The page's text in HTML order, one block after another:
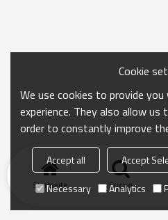
Startseite Suche
Cookie
We use cookies to provide
experience. They also allow us
order to constantly improve
Accept all Accept
Necessary
Analytics